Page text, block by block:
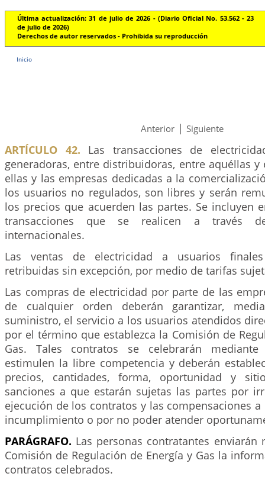
Última actualización: 31 de julio de 2026 - (Diario Oficial No. 53.562 - 23
de julio de 2026)
Derechos de autor reservados - Prohibida su reproducción
Inicio
Anterior | Siguiente
ARTÍCULO 42. Las transacciones de
generadoras, entre distribuidoras, entre aquéllas y
ellas y las empresas dedicadas a la
los usuarios no regulados, son libres y serán
los precios que acuerden las partes. Se incluyen
transacciones que se realicen a través de
internacionales.
Las ventas de electricidad a usuarios
retribuidas sin excepción, por medio de tarifas
Las compras de electricidad por parte de las
de cualquier orden deberán garantizar,
suministro, el servicio a los usuarios atendidos
por el término que establezca la Comisión de
Gas. Tales contratos se celebrarán mediante
estimulen la libre competencia y deberán
precios, cantidades, forma, oportunidad y
sanciones a que estarán sujetas las partes por
ejecución de los contratos y las compensaciones
incumplimiento o por no poder atender
PARÁGRAFO. Las personas contratantes enviarán
Comisión de Regulación de Energía y Gas la
contratos celebrados.